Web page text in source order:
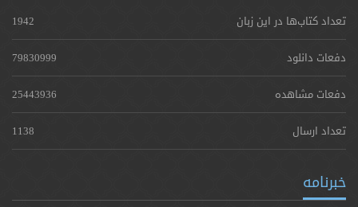
تعداد کتاب‌ها در این زبان
1942
دفعات دانلود
79830999
دفعات مشاهده
25443936
تعداد ارسال
1138
خبرنامه